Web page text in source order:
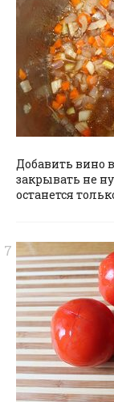
Добавить вино
закрывать не
останется